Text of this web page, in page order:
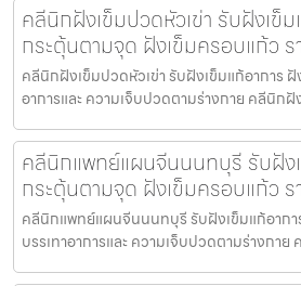
คลีนิกฝังเข็มปวดหัวเข่า รับฝังเข็ม
กระตุ้นตามจุด ฝังเข็มครอบแก้ว ร
คลีนิกฝังเข็มปวดหัวเข่า รับฝังเข็มแก้อาการ
อาการและ ความเจ็บปวดตามร่างกาย คลีนิก
คลีนิกแพทย์แผนจีนนนทบุรี รับฝัง
กระตุ้นตามจุด ฝังเข็มครอบแก้ว ร
คลีนิกแพทย์แผนจีนนนทบุรี รับฝังเข็มแก้อากา
บรรเทาอาการและ ความเจ็บปวดตามร่างกา